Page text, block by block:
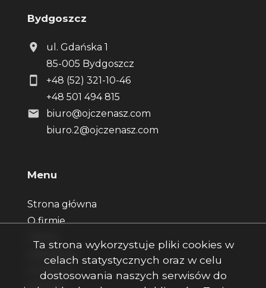
Bydgoszcz
ul. Gdańska 1
85-005 Bydgoszcz
+48 (52) 321-10-46
+48 501 494 815
biuro@ojczenasz.com
biuro.2@ojczenasz.com
Menu
Strona główna
O firmie
Zgłoszenia
Ulubione
Ta strona wykorzystuje pliki cookies w
celach statystycznych oraz w celu
dostosowania naszych serwisów do